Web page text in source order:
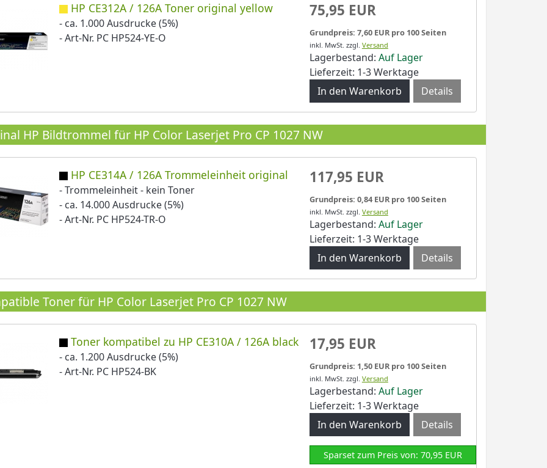
HP CE312A / 126A Toner original yellow
- ca. 1.000 Ausdrucke (5%)
- Art-Nr. PC HP524-YE-O
75,95 EUR
Grundpreis: 7,60 EUR pro 100 Seiten
inkl. MwSt. zzgl. Versand
Lagerbestand: Auf Lager
Lieferzeit: 1-3 Werktage
Details
HP Bildtrommel für HP Color Laserjet Pro CP 1027 NW
HP CE314A / 126A Trommeleinheit original
- Trommeleinheit - kein Toner
- ca. 14.000 Ausdrucke (5%)
- Art-Nr. PC HP524-TR-O
117,95 EUR
Grundpreis: 0,84 EUR pro 100 Seiten
inkl. MwSt. zzgl. Versand
Lagerbestand: Auf Lager
Lieferzeit: 1-3 Werktage
Details
Toner für HP Color Laserjet Pro CP 1027 NW
Toner kompatibel zu HP CE310A / 126A black
- ca. 1.200 Ausdrucke (5%)
- Art-Nr. PC HP524-BK
17,95 EUR
Grundpreis: 1,50 EUR pro 100 Seiten
inkl. MwSt. zzgl. Versand
Lagerbestand: Auf Lager
Lieferzeit: 1-3 Werktage
Details
Sparset zum Preis von: 70,95 EUR